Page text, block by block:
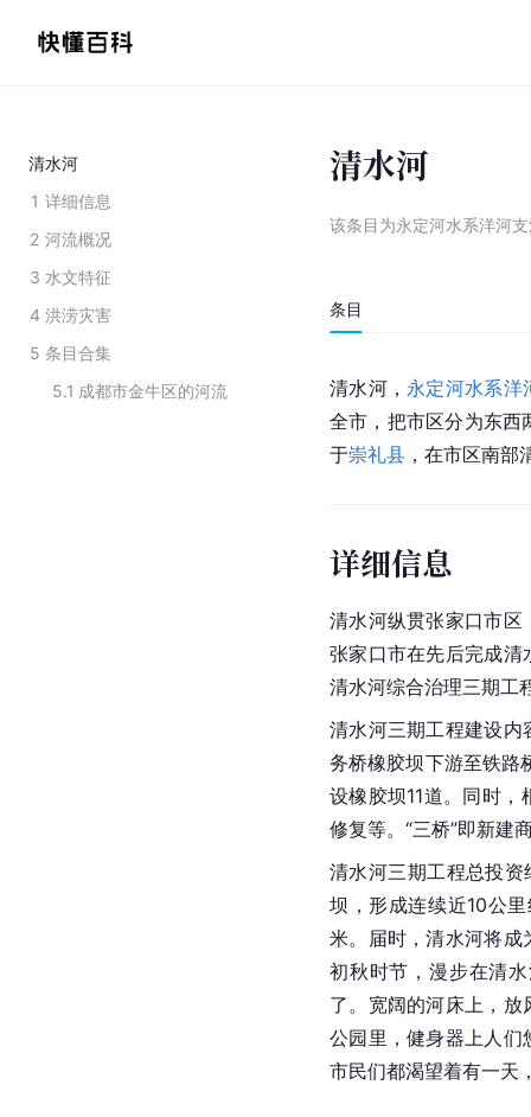
清水河
1 详细信息
2 河流概况
3 水文特征
4 洪涝灾害
5 条目合集
5.1 成都市金牛区的河流
清水河
该条目为永定河水系洋河
条目
清水河， 永定河水系洋
全市，把市区分为东
于崇礼县 ，在市区南部
详细信息
清水河纵贯张家口市区
张家口市在先后完成清
清水河综合治理三期工
清水河三期工程建设内
务桥橡胶坝下游至铁路
设橡胶坝11道。同时
修复等。“三桥”即新建
清水河三期工程总投资
坝，形成连续近10公
米。届时，清水河将成
初秋时节，漫步在清
了。宽阔的河床上，
公园里，健身器上人们
市民们都渴望着有一天